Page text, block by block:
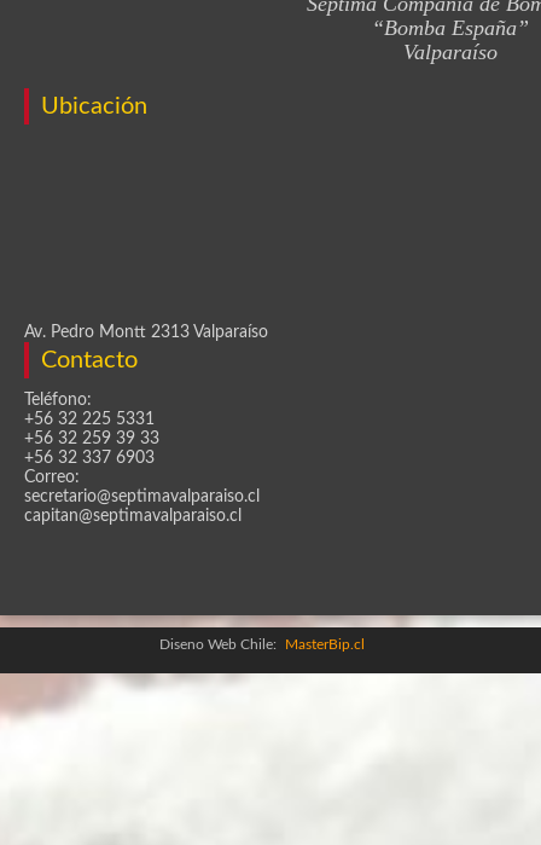
“Bomba España”
Valparaíso
Ubicación
Av. Pedro Montt 2313 Valparaíso
Contacto
Teléfono:
+56 32 225 5331
+56 32 259 39 33
+56 32 337 6903
Correo:
secretario@septimavalparaiso.cl
capitan@septimavalparaiso.cl
Diseno Web Chile: MasterBip.cl